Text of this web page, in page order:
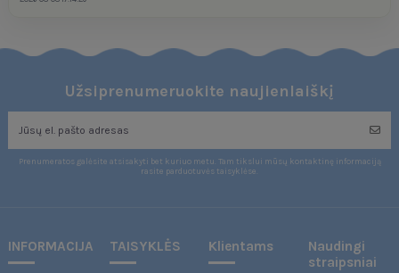
Užsiprenumeruokite naujienlaiškį
Prenumeratos galėsite atsisakyti bet kuriuo metu. Tam tikslui mūsų kontaktinę informaciją
rasite parduotuvės taisyklėse.
INFORMACIJA TAISYKLĖS Klientams
Naudingi
straipsniai